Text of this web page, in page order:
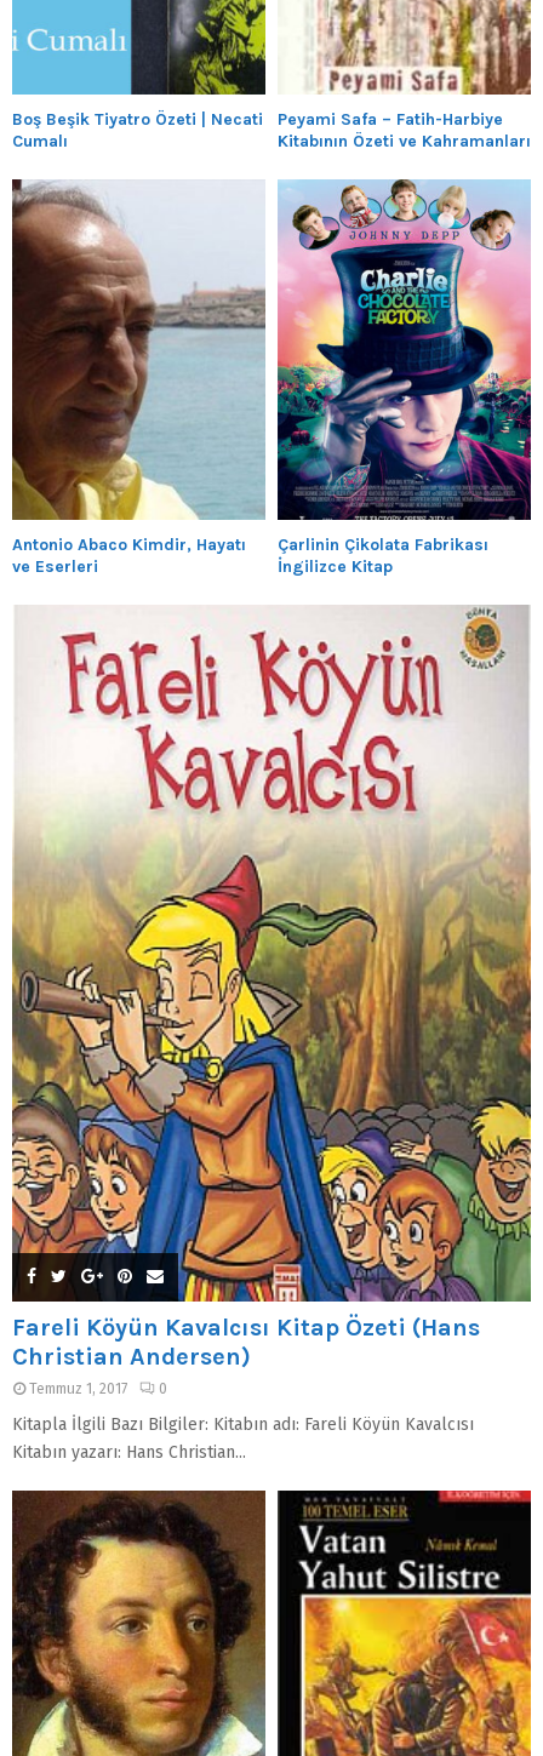
Boş Beşik Tiyatro Özeti | Necati
Cumalı
Peyami Safa – Fatih-Harbiye
Kitabının Özeti ve Kahramanları
Antonio Abaco Kimdir, Hayatı
ve Eserleri
Çarlinin Çikolata Fabrikası
İngilizce Kitap
Fareli Köyün Kavalcısı Kitap Özeti (Hans
Christian Andersen)
Temmuz 1, 2017 0
Kitapla İlgili Bazı Bilgiler: Kitabın adı: Fareli Köyün Kavalcısı
Kitabın yazarı: Hans Christian...